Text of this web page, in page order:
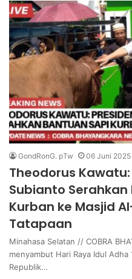
GondRonG. pTw 06 Juni 2025
Theodorus
Subianto
Kurban ke Masjid
Tatapaan
Minahasa Selatan // COBRA
menyambut Hari Raya Idul
Republik…